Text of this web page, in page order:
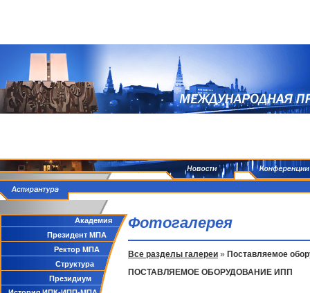
Академия
Президент МПА
Ректор МПА
Структура
Президиум
Фотогалерея
Все разделы галереи » Поставляемое
ПОСТАВЛЯЕМОЕ ОБОРУДОВАНИЕ ИПП